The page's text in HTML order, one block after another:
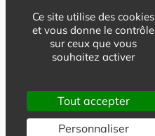
Ce site utilise des cookies
et vous donne le contrôle
sur ceux que vous
souhaitez activer
Tout accepter
Personnaliser